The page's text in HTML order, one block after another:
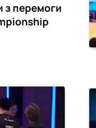
з перемоги